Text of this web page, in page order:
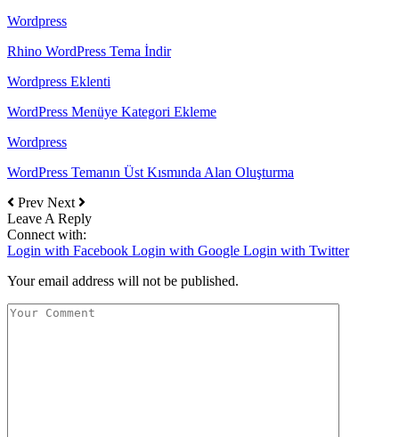
Wordpress
Rhino WordPress Tema İndir
Wordpress Eklenti
WordPress Menüye Kategori Ekleme
Wordpress
WordPress Temanın Üst Kısmında Alan Oluşturma
Prev Next
Leave A Reply
Connect with:
Login with Facebook Login with Google Login with Twitter
Your email address will not be published.